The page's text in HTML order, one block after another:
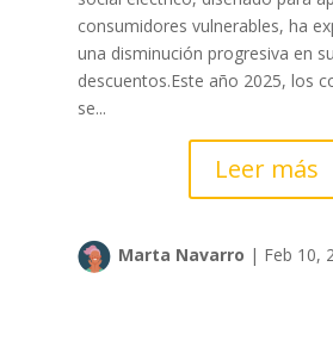
consumidores vulnerables, ha
una disminución progresiva en
descuentos.Este año 2025, los
se...
Leer más
Marta Navarro | Feb 10,